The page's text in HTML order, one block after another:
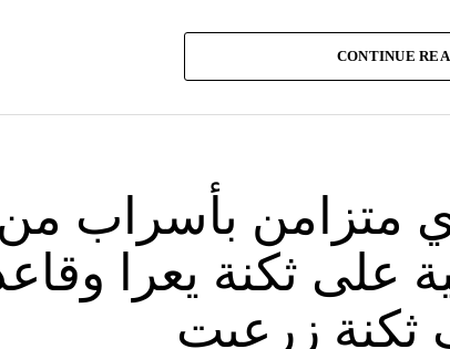
منشأة عسكرية تحمل اسم “عماد 4″، نسبة الى القائد العسكري في “الحزب” عماد مغنية الذي
CONTINUE
متزامن بأسراب من
على ثكنة يعرا
زرعيت